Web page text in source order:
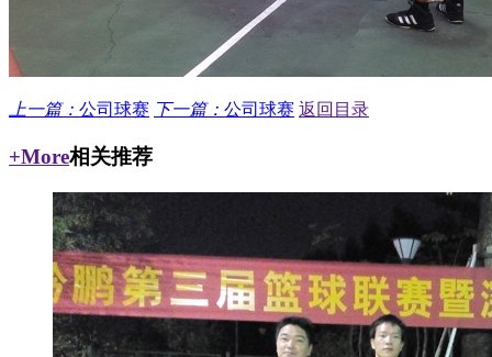
上一篇： 公司球赛 下一篇： 公司球赛 返回目录
+More相关推荐